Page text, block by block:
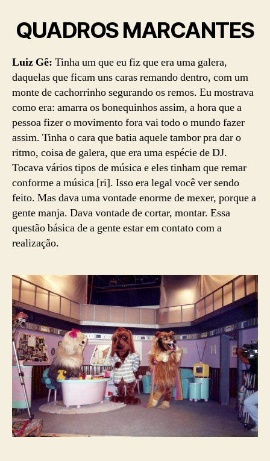
QUADROS MARCANTES
Luiz Gê: Tinha um que eu fiz que era uma galera,
daquelas que ficam uns caras remando dentro, com um
monte de cachorrinho segurando os remos. Eu mostrava
como era: amarra os bonequinhos assim, a hora que a
pessoa fizer o movimento fora vai todo o mundo fazer
assim. Tinha o cara que batia aquele tambor pra dar o
ritmo, coisa de galera, que era uma espécie de DJ.
Tocava vários tipos de música e eles tinham que remar
conforme a música [ri]. Isso era legal você ver sendo
feito. Mas dava uma vontade enorme de mexer, porque a
gente manja. Dava vontade de cortar, montar. Essa
questão básica de a gente estar em contato com a
realização.